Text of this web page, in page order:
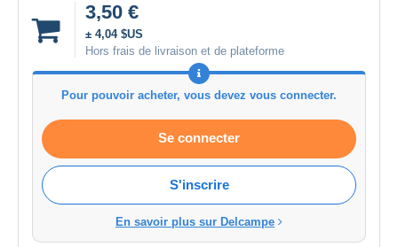
3,50 €
± 4,04 $US
Hors frais de livraison et de plateforme
Pour pouvoir acheter, vous devez vous connecter.
Se connecter
S'inscrire
En savoir plus sur Delcampe